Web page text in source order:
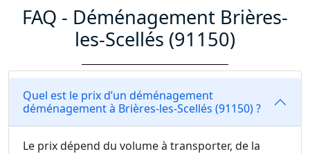
FAQ - Déménagement Brières-
les-Scellés (91150)
Quel est le prix d’un déménagement
déménagement à Brières-les-Scellés (91150) ?
Le prix dépend du volume à transporter, de la